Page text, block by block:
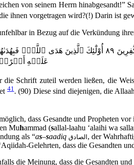
von seinem Herrn hinabgesandt!”
ihnen vorgetragen wird?(!) Darin ist
in Bezug auf die Verkündung
أُوْلَٰٓئِكَ ٱلَّذِينَ ءَاتَيۡنَٰهُمُ ٱلۡكِتَٰبَ وَٱلۡحُكۡمَ وَٱلنُّبُوَّةَۚ فَإِن يَكۡفُرۡ بِهَا هَٰٓؤُلَآءِ فَقَدۡ وَكَّلۡنَا
عَلَيۡهِ أَجۡرًاۖ
die Schrift zuteil werden ließen, die
41. (90) Diese sind diejenigen, die
dass Gesandte und Propheten
Muhammad (sallal-laahu ‘alaihi wa
als “as–saadiq الصادق, der
Gelehrten, dass die Gesandten
die Meinung, dass die Gesandten